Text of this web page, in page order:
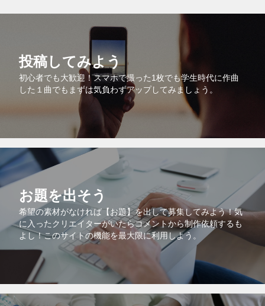
投稿してみよう
初心者でも大歓迎！スマホで撮った1枚でも学生時代に作曲
した１曲でもまずは気負わずアップしてみましょう。
お題を出そう
希望の素材がなければ【お題】を出して募集してみよう！気
に入ったクリエイターがいたらコメントから制作依頼するも
よし！このサイトの機能を最大限に利用しよう。